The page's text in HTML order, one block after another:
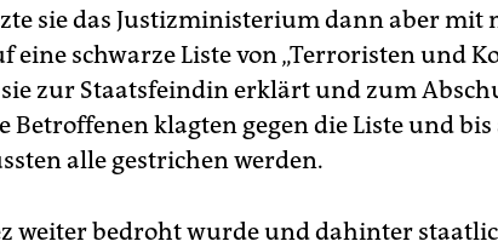
sie das Justizministerium dann aber mit
eine schwarze Liste von „Terroristen und
zur Staatsfeindin erklärt und zum
Betroffenen klagten gegen die Liste und
alle gestrichen werden.
weiter bedroht wurde und dahinter